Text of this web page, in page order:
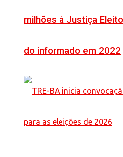
milhões à Justiça
do informado em 2022